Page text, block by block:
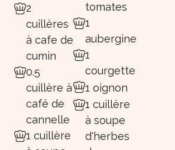
2
cuillères
à cafe de
cumin
0.5
cuillère à
café de
cannelle
1 cuillère
tomates
1
aubergine
1
courgette
1 oignon
1 cuillère
à soupe
d'herbes